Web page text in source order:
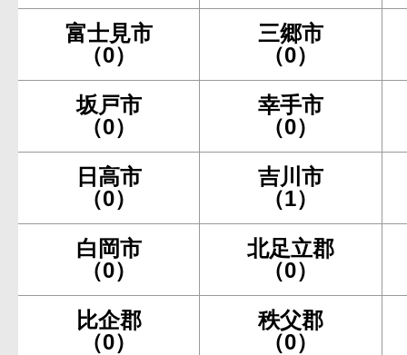
富士見市
（0）
三郷市
（0）
坂戸市
（0）
幸手市
（0）
日高市
（0）
吉川市
（1）
白岡市
（0）
北足立郡
（0）
比企郡
（0）
秩父郡
（0）